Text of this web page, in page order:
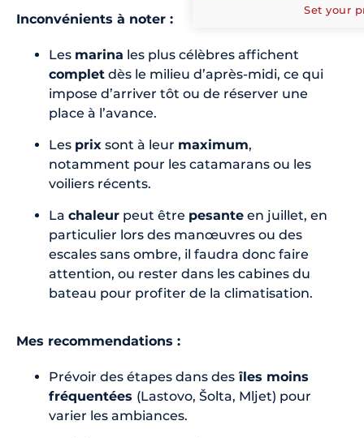
Inconvénients à noter :
Les marina les plus célèbres affichent
complet dès le milieu d’après-midi, ce qui
impose d’arriver tôt ou de réserver une
place à l’avance.
Les prix sont à leur maximum,
notamment pour les catamarans ou les
voiliers récents.
La chaleur peut être pesante en juillet, en
particulier lors des manœuvres ou des
escales sans ombre, il faudra donc faire
attention, ou rester dans les cabines du
bateau pour profiter de la climatisation.
Mes recommendations :
Prévoir des étapes dans des îles moins
fréquentées (Lastovo, Šolta, Mljet) pour
varier les ambiances.
Set your